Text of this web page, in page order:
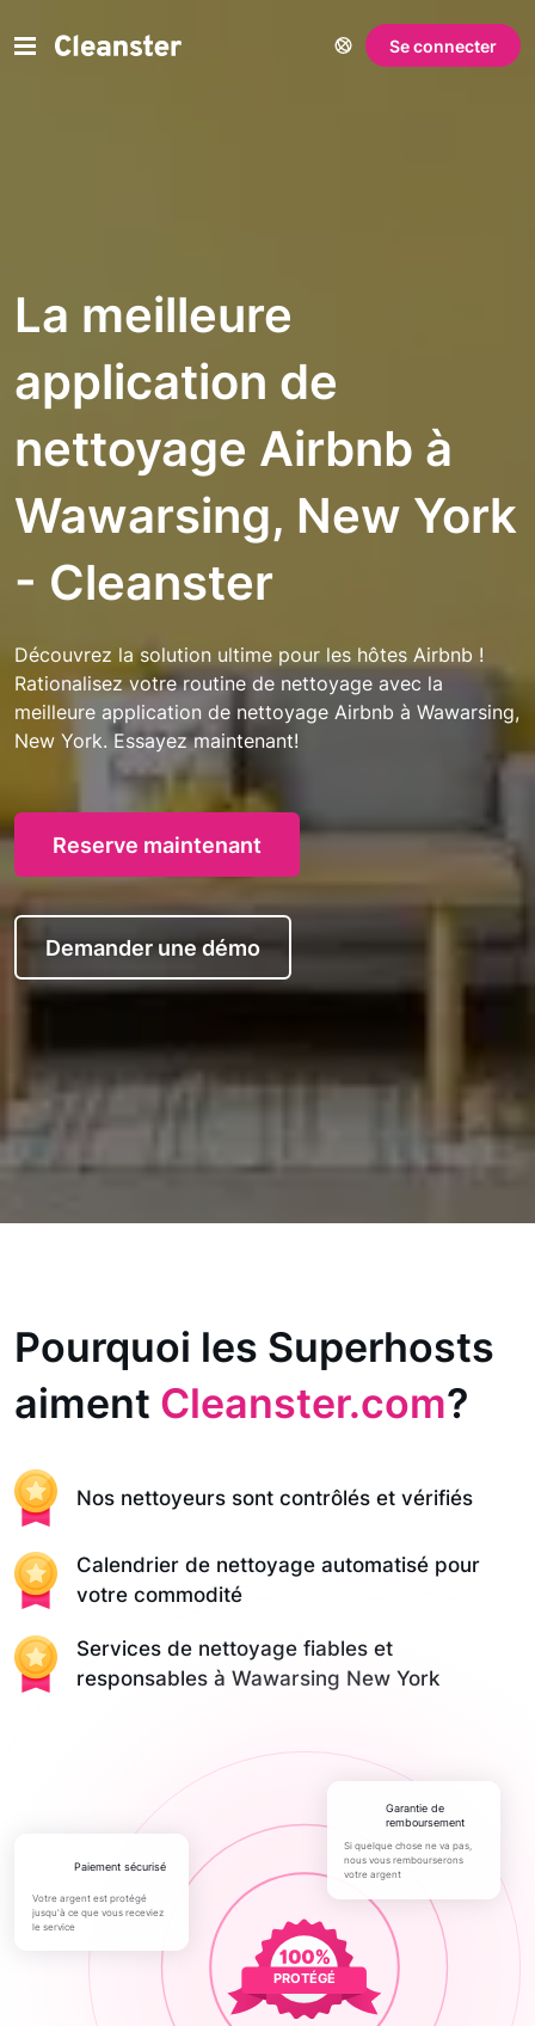
Se connecter
La meilleure
application de
nettoyage Airbnb à
Wawarsing, New York
- Cleanster
Découvrez la solution ultime pour les hôtes Airbnb !
Rationalisez votre routine de nettoyage avec la
meilleure application de nettoyage Airbnb à Wawarsing,
New York. Essayez maintenant!
Reserve maintenant
Demander une démo
Pourquoi les Superhosts
aiment Cleanster.com?
Nos nettoyeurs sont contrôlés et vérifiés
Calendrier de nettoyage automatisé pour
votre commodité
Services de nettoyage fiables et
responsables à Wawarsing New York
PROTÉGÉ
paiement sécurisé
Votre argent est protégé
jusqu'à ce que vous receviez
le service
Garantie de
remboursement
Si quelque chose ne va pas,
nous vous rembourserons
votre argent